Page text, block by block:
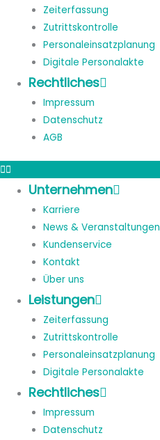
Zeiterfassung
Zutrittskontrolle
Personaleinsatzplanung
Digitale Personalakte
Rechtliches
Impressum
Datenschutz
AGB
Unternehmen
Karriere
News & Veranstaltungen
Kundenservice
Kontakt
Über uns
Leistungen
Zeiterfassung
Zutrittskontrolle
Personaleinsatzplanung
Digitale Personalakte
Rechtliches
Impressum
Datenschutz